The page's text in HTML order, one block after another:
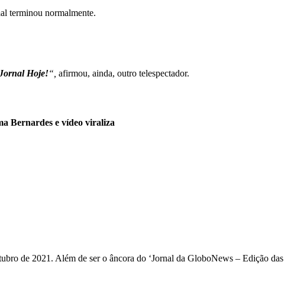
terminou normalmente.
Hoje!“, afirmou, ainda, outro telespectador.
Bernardes e vídeo viraliza
de 2021. Além de ser o âncora do ‘Jornal da GloboNews – Edição das